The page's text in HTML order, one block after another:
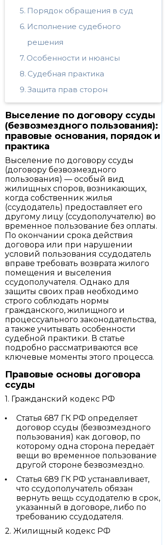
Порядок обращения в суд
Исполнение судебного
решения
Особенности и нюансы
Судебная практика
Защита прав сторон
Выселение по договору ссуды
(безвозмездного пользования):
правовые основания, порядок и
практика
Выселение по договору ссуды
(договору безвозмездного
пользования) — особый вид
жилищных споров, возникающих,
когда собственник жилья
(ссудодатель) предоставляет его
другому лицу (ссудополучателю) во
временное пользование без оплаты.
По окончании срока действия
договора или при нарушении
условий пользования ссудодатель
вправе требовать возврата жилого
помещения и выселения
ссудополучателя. Однако для
защиты своих прав необходимо
строго соблюдать нормы
гражданского, жилищного и
процессуального законодательства,
а также учитывать особенности
судебной практики. В статье
подробно рассматриваются все
ключевые моменты этого процесса.
Правовые основы договора
ссуды
1. Гражданский кодекс РФ
Статья 687 ГК РФ определяет
договор ссуды (безвозмездного
пользования) как договор, по
которому одна сторона передаёт
вещи во временное пользование
другой стороне безвозмездно.
Статья 689 ГК РФ устанавливает,
что ссудополучатель обязан
вернуть вещь ссудодателю в срок,
указанный в договоре, либо по
требованию ссудодателя.
2. Жилищный кодекс РФ